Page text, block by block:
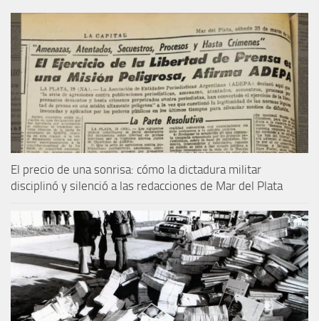
El precio de una sonrisa: cómo la dictadura militar
disciplinó y silenció a las redacciones de Mar del Plata